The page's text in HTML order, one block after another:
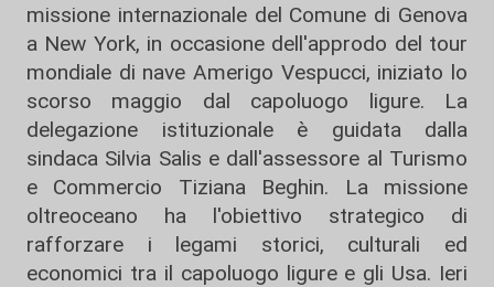
missione internazionale del Comune di Genova
a New York, in occasione dell'approdo del tour
mondiale di nave Amerigo Vespucci, iniziato lo
scorso maggio dal capoluogo ligure. La
delegazione istituzionale è guidata dalla
sindaca Silvia Salis e dall'assessore al Turismo
e Commercio Tiziana Beghin. La missione
oltreoceano ha l'obiettivo strategico di
rafforzare i legami storici, culturali ed
economici tra il capoluogo ligure e gli Usa. Ieri